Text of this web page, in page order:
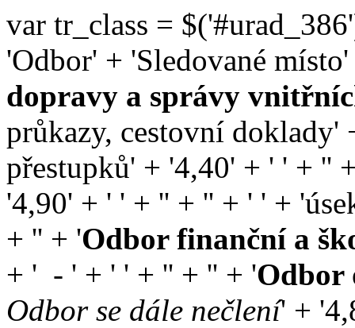
var tr_class =
'Odbor' + 'Sledované
dopravy a správy
průkazy, cestovní doklady'
přestupků' + '4,40' + ' ' + ''
'4,90' + ' ' + '' + '' + ' ' +
+ '' + 'Odbor finanční a
+ ' - ' + ' ' + '' + '' + 'Odbor
Odbor se dále nečlení' + '